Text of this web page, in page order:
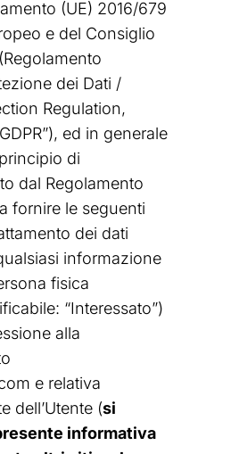
(UE) 2016/679
e del Consiglio
dei Dati /
Regulation,
ed in generale
di
dal Regolamento
fornire le seguenti
dei dati
informazione
fisica
“Interessato”)
alla
e relativa
dell’Utente (si
informativa